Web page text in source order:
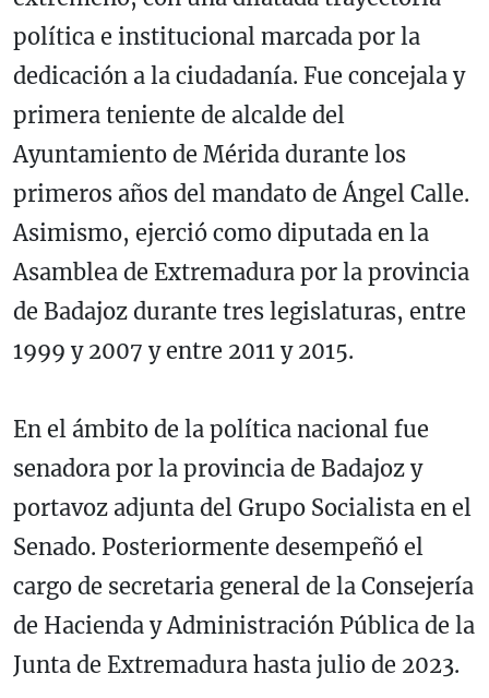
política e institucional marcada por la
dedicación a la ciudadanía. Fue concejala y
primera teniente de alcalde del
Ayuntamiento de Mérida durante los
primeros años del mandato de Ángel Calle.
Asimismo, ejerció como diputada en la
Asamblea de Extremadura por la provincia
de Badajoz durante tres legislaturas, entre
1999 y 2007 y entre 2011 y 2015.
En el ámbito de la política nacional fue
senadora por la provincia de Badajoz y
portavoz adjunta del Grupo Socialista en el
Senado. Posteriormente desempeñó el
cargo de secretaria general de la Consejería
de Hacienda y Administración Pública de la
Junta de Extremadura hasta julio de 2023.